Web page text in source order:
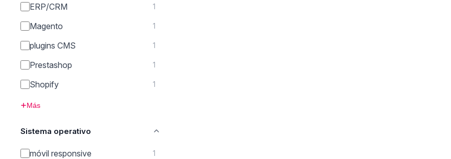
ERP/CRM 1
Magento 1
plugins CMS 1
Prestashop 1
Shopify 1
Más
Sistema operativo
móvil responsive 1